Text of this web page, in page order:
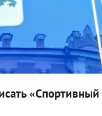
«Спортивный